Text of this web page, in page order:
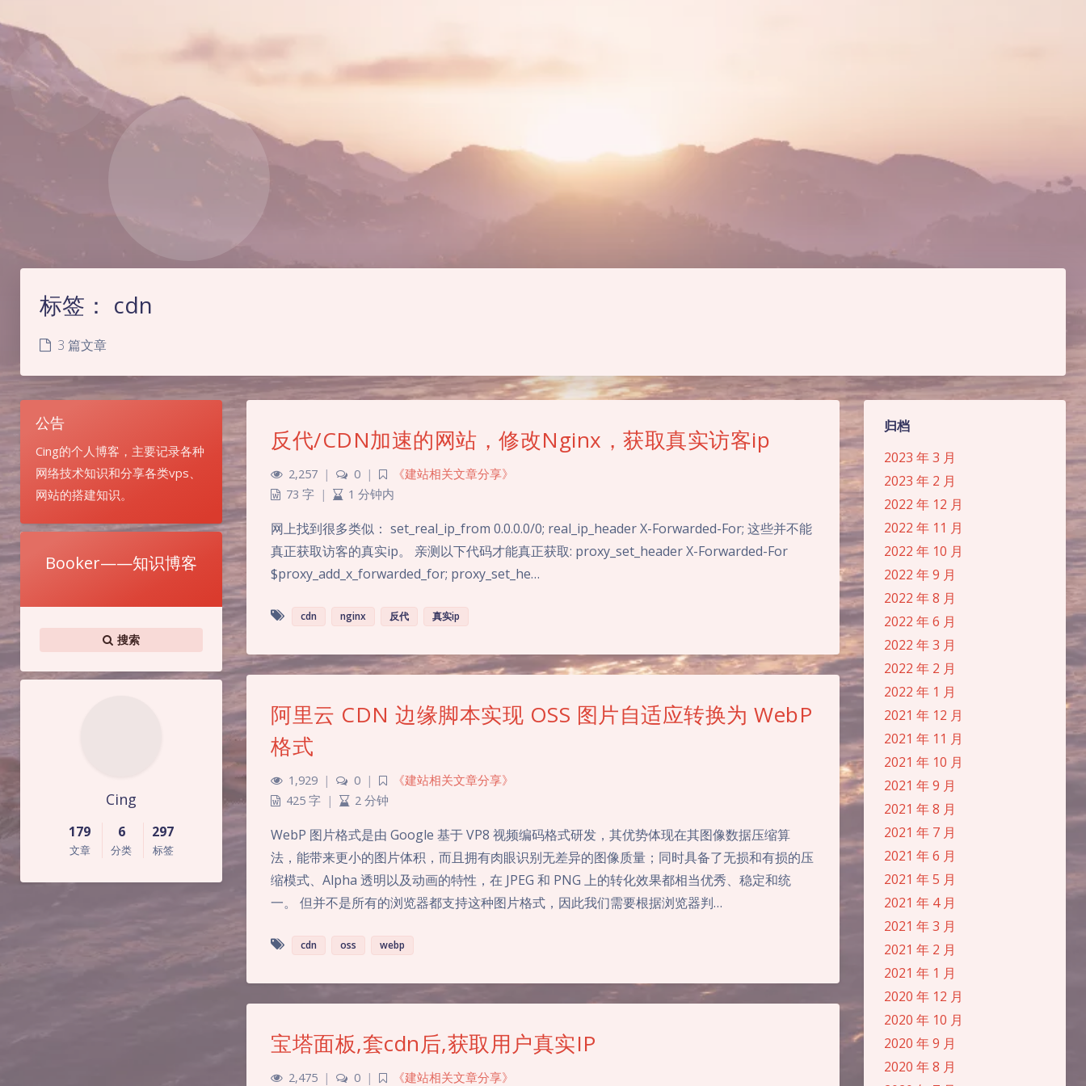
夜间模式
Sans Serif
浅阴影
日落 暗化
标签： cdn
3 篇文章
公告
Cing的个人博客，主要记录各种
网络技术知识和分享各类vps、
网站的搭建知识。
Booker——知识博客
搜索
Cing
179
文章
6
分类
297
标签
归档
2023 年 3 月
2023 年 2 月
2022 年 12 月
2022 年 11 月
2022 年 10 月
2022 年 9 月
2022 年 8 月
2022 年 6 月
2022 年 3 月
2022 年 2 月
2022 年 1 月
2021 年 12 月
2021 年 11 月
2021 年 10 月
2021 年 9 月
2021 年 8 月
2021 年 7 月
2021 年 6 月
2021 年 5 月
2021 年 4 月
2021 年 3 月
2021 年 2 月
2021 年 1 月
2020 年 12 月
2020 年 10 月
2020 年 9 月
2020 年 8 月
反代/CDN加速的网站，修改Nginx，获取真实访客ip
2,257 | 0 |
《建站相关文章分享》
73 字 | 1 分钟内
网上找到很多类似： set_real_ip_from 0.0.0.0/0; real_ip_header X-Forwarded-For; 这些并不能
真正获取访客的真实ip。 亲测以下代码才能真正获取: proxy_set_header X-Forwarded-For
$proxy_add_x_forwarded_for; proxy_set_he…
cdn nginx 反代 真实ip
阿里云 CDN 边缘脚本实现 OSS 图片自适应转换为 WebP
格式
1,929 | 0 |
《建站相关文章分享》
425 字 | 2 分钟
WebP 图片格式是由 Google 基于 VP8 视频编码格式研发，其优势体现在其图像数据压缩算
法，能带来更小的图片体积，而且拥有肉眼识别无差异的图像质量；同时具备了无损和有损的压
缩模式、Alpha 透明以及动画的特性，在 JPEG 和 PNG 上的转化效果都相当优秀、稳定和统
一。 但并不是所有的浏览器都支持这种图片格式，因此我们需要根据浏览器判…
cdn oss webp
宝塔面板,套cdn后,获取用户真实IP
2,475 | 0 | 《建站相关文章分享》